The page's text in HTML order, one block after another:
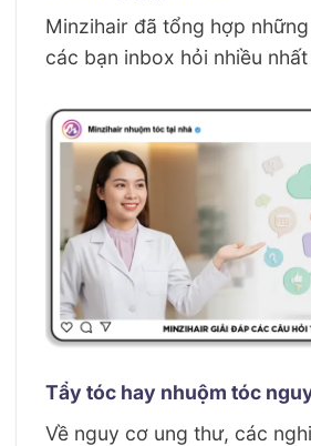
Minzihair đã tổng hợp
các bạn inbox hỏi nhiều
Tẩy tóc hay nhuộm tóc
Về nguy cơ ung thư, các